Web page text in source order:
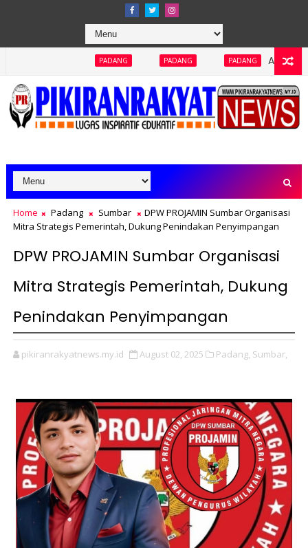
PADANG PADANG Abaikan Keterbukaan
Home Padang Sumbar
DPW PROJAMIN Sumbar Organisasi
Mitra Strategis Pemerintah, Dukung Penindakan Penyimpangan
DPW PROJAMIN Sumbar Organisasi
Mitra Strategis Pemerintah, Dukung
Penindakan Penyimpangan
pikiranrakyatnews.my.id August 02, 2025 Padang, Sumbar,